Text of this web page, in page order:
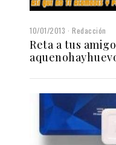
10/01/2013 Redacción
Reta a tus